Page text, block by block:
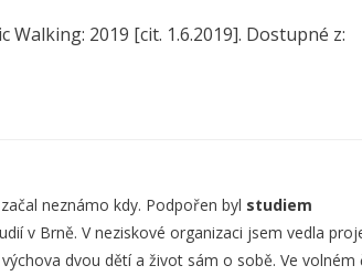
2019 [cit. 1.6.2019]. Dostupné z:
neznámo kdy. Podpořen byl studiem
v Brně. V neziskové organizaci jsem vedla
dvou dětí a život sám o sobě. Ve volném